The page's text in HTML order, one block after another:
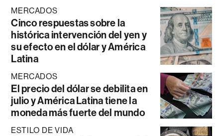
MERCADOS
Cinco respuestas sobre la
histórica intervención del yen y
su efecto en el dólar y América
Latina
MERCADOS
El precio del dólar se debilita en
julio y América Latina tiene la
moneda más fuerte del mundo
ESTILO DE VIDA